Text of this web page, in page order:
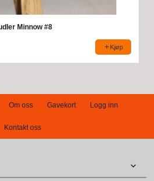
Minnow #8
Kjøp
Om oss Gavekort Logg inn
Kontakt oss